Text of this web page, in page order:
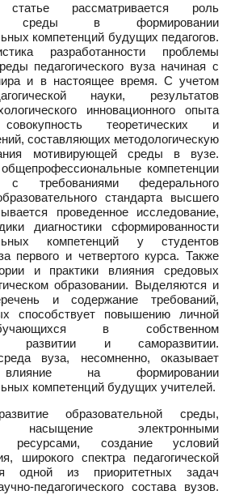
рассматривается роль
среды в формировании
компетенций будущих педагогов.
разработанности проблемы
педагогического вуза начиная с
и в настоящее время. С учетом
науки, результатов
инновационного опыта
теоретических и
составляющих методологическую
мотивирующей среды в вузе.
компетенции
с требованиями федерального
стандарта высшего
проведенное исследование,
диагностики сформированности
компетенций у студентов
первого и четвертого курса. Также
и практики влияния средовых
образовании. Выделяются и
и содержание требований,
способствует повышению личной
в собственном
развитии и саморазвитии.
вуза, несомненно, оказывает
влияние на формировании
компетенций будущих учителей.
образовательной среды,
насыщение электронными
ресурсами, создание условий
широкого спектра педагогической
одной из приоритетных задач
педагогического состава вузов.